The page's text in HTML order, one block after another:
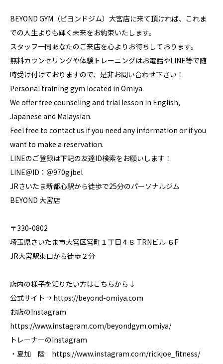
BEYOND GYM（ビヨンドジム）大宮店に来て頂ければ、これま
での人生よりも輝く未来をお約束いたします。
スタッフ一同あなたのご来店を心よりお待ちしております。
無料カウンセリングや体験トレーニングはお電話やLINE等で随
時受け付けておりますので、是非お問い合わせ下さい！
Personal training gym located in Omiya.
We offer free counseling and trial lesson in English,
Japanese and Malaysian.
Feel free to contact us if you need any information or if you
want to make a reservation.
LINEのご登録は下記の友達ID検索をお願いします！
LINE＠ID：＠970gjbel
JRさいたま新都心駅から徒歩で25分のパーソナルジム
BEYOND 大宮店
〒330-0802
埼玉県さいたま市大宮区宮町１丁目４８ TRNビル ６F
JR大宮駅東口から徒歩２分
店内の様子を知りたい方はこちらから↓
公式サイト→ https://beyond-omiya.com
お店のInstagram
https://www.instagram.com/beyondgym.omiya/
トレーナーのInstagram
・夏加 陸 https://www.instagram.com/rickjoe_fitness/